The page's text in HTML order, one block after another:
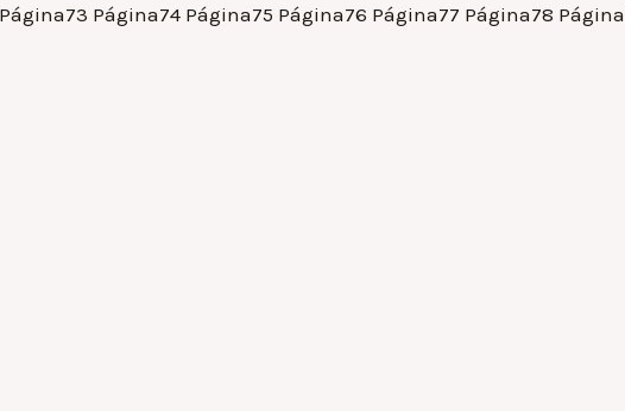
Página73 Página74 Página75 Página76 Página77 Página78 Página